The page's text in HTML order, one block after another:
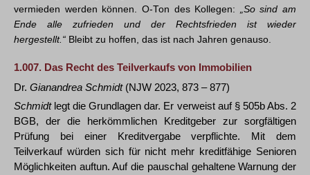
vermieden werden können. O-Ton des Kollegen: „So sind am
Ende alle zufrieden und der Rechtsfrieden ist wieder
hergestellt.“ Bleibt zu hoffen, das ist nach Jahren genauso.
1.007. Das Recht des Teilverkaufs von Immobilien
Dr. Gianandrea Schmidt(NJW 2023, 873 – 877)
Schmidtlegt die Grundlagen dar. Er verweist auf § 505b Abs. 2
BGB, der die herkömmlichen Kreditgeber zur sorgfältigen
Prüfung bei einer Kreditvergabe verpflichte. Mit dem
Teilverkauf würden sich für nicht mehr kreditfähige Senioren
Möglichkeiten auftun. Auf die pauschal gehaltene Warnung der